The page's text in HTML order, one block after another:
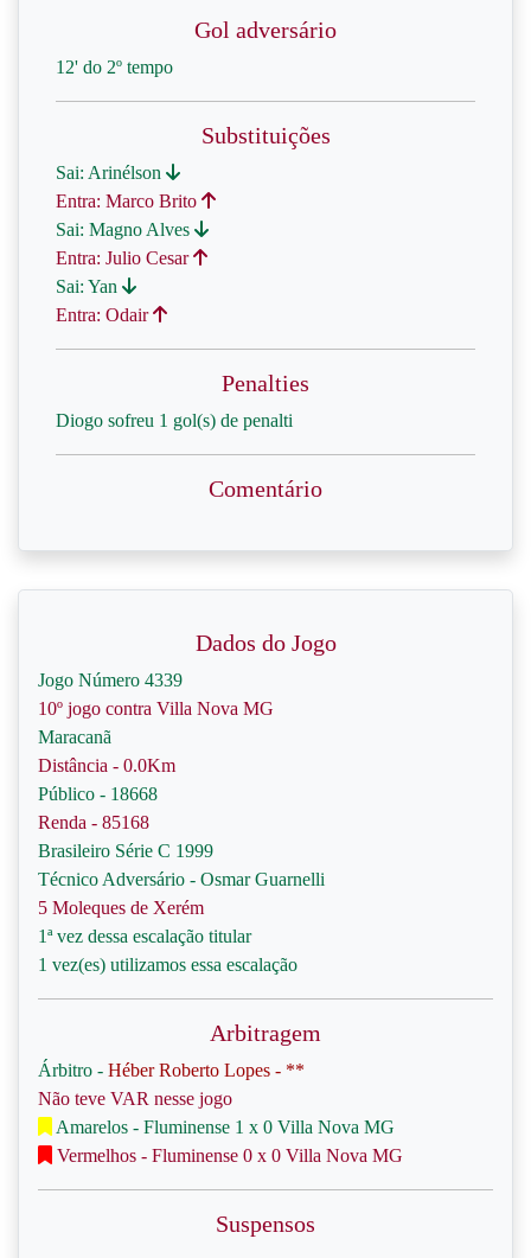
Gol adversário
12' do 2º tempo
Substituições
Sai: Arinélson
Entra: Marco Brito
Sai: Magno Alves
Entra: Julio Cesar
Sai: Yan
Entra: Odair
Penalties
Diogo sofreu 1 gol(s) de penalti
Comentário
Dados do Jogo
Jogo Número 4339
10º jogo contra Villa Nova MG
Maracanã
Distância - 0.0Km
Público - 18668
Renda - 85168
Brasileiro Série C 1999
Técnico Adversário - Osmar Guarnelli
5 Moleques de Xerém
1ª vez dessa escalação titular
1 vez(es) utilizamos essa escalação
Arbitragem
Árbitro - Héber Roberto Lopes - **
Não teve VAR nesse jogo
Amarelos - Fluminense 1 x 0 Villa Nova MG
Vermelhos - Fluminense 0 x 0 Villa Nova MG
Suspensos